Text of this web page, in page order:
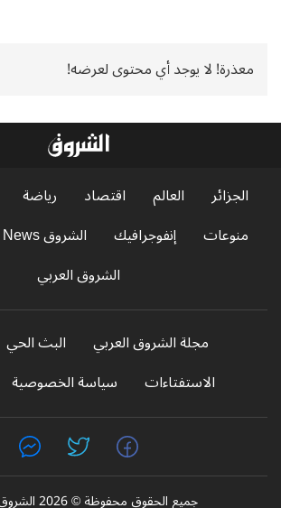
معذرة! لا يوجد أي محتوى لعرضه!
الجزائر العالم اقتصاد رياضة
منوعات
إنفوجرافيك الشروق News
الشروق العربي
مجلة الشروق العربي البث الحي
الاستفتاءات
سياسة الخصوصية
جميع الحقوق محفوظة © 2026 الشروق أونلاين